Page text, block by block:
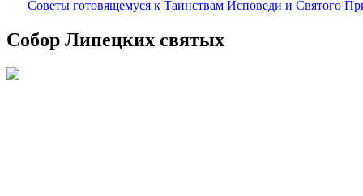
Советы готовящемуся к Таинствам Исповеди и Святого
Собор Липецких святых